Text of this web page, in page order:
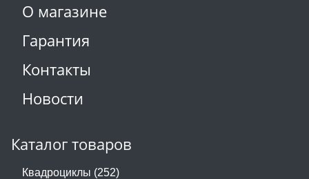
О магазине
Гарантия
Контакты
Новости
Каталог товаров
Квадроциклы (252)